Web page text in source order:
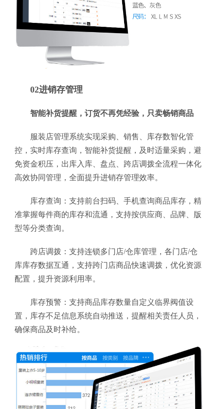
02进销存管理
智能补货提醒，订货不再凭经验，只卖畅销商品
服装店管理系统实现采购、销售、库存数智化管
控，实时库存查询，智能补货提醒，及时适量采购，避
免资金积压，出库入库、盘点、跨店调拨全流程一体化
高效协同管理，全面提升进销存管理效率。
库存查询：支持前台扫码、手机查询商品库存，精
准掌握每件商的库存和流通，支持按供应商、品牌、版
型等分类查询。
跨店调拨：支持连锁多门店/仓库管理，各门店/仓
库库存数据互通，支持跨门店商品快速调拨，优化资源
配置，提升资源利用率。
库存预警：支持商品库存数量自定义临界阀值设
置，库存不足信息系统自动推送，提醒相关责任人员，
确保商品及时补给。